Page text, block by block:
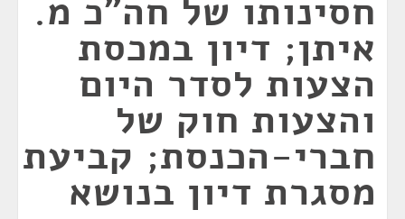
חסינותו של חה"כ מ.
איתן; דיון במכסת
הצעות לסדר היום
והצעות חוק של
חברי-הכנסת; קביעת
מסגרת דיון בנושא